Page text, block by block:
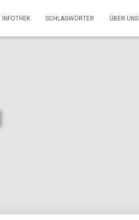
INFOTHEK SCHLAGWÖRTER ÜBER UNS